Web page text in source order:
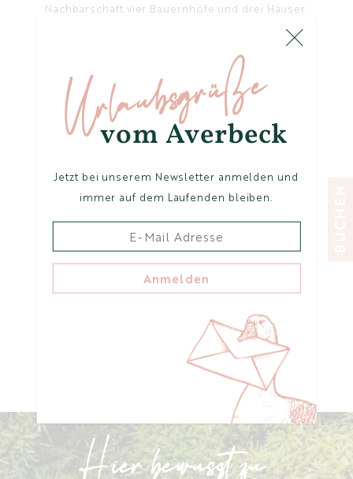
Nachbarschaft vier Bauernhöfe und drei Häuser.
Für den Einsatz haben vor allem Waldrestholz und
Schwachholz aus der Durchforstung sowie
chemisch unbehandeltes Industrierestholz und
Gebrauchtholz Bedeutung.
Familienurlaub zum
Wohlfühlen.
Dies sind unsere zwei aktuellsten Umsetzungen.
Unsere Strom-Tankstellen erfreuen sich stets
wachsender Beliebtheit und was wir schon lange
lest ihr hier
Hier bewusst zu
Urlaubsgrüße
vom Averbeck
Jetzt bei unserem Newsletter anmelden und
immer auf dem Laufenden bleiben.
Anmelden